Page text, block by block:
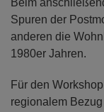
Beim
Spuren der
anderen die
1980er Jahren.
Für den
regionalem